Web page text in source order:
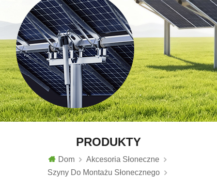
PRODUKTY
Dom
Akcesoria Słoneczne
Szyny Do Montażu Słonecznego